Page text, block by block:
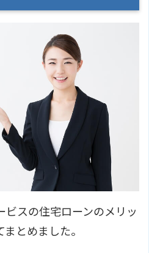
ビスの住宅ローンのメリッ
とめました。